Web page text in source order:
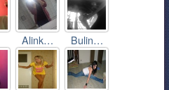
Alink… Bulin…